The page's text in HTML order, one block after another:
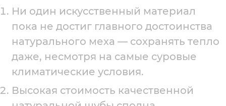
Ни один искусственный материал
пока не достиг главного достоинства
натурального меха — сохранять тепло
даже, несмотря на самые суровые
климатические условия.
Высокая стоимость качественной